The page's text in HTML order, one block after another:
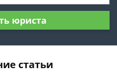
юриста
статьи